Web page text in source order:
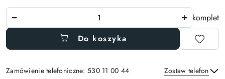
komplet
Do koszyka
Zamówienie telefoniczne: 530 11 00 44 Zostaw telefon